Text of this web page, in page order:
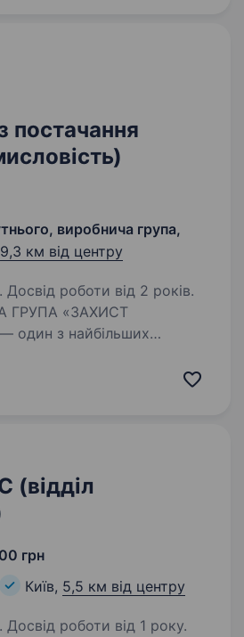
постачання
виробнича група,
9,3 км від центру
Досвід роботи від 2 років.
ГРУПА «ЗАХИСТ
з найбільших
з постачання сировини.
(відділ
грн
Київ, 5,5 км від центру
Досвід роботи від 1 року.